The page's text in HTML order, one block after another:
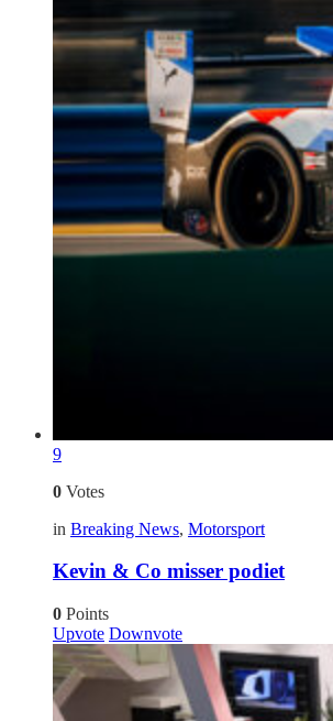
9
0 Votes
in Breaking News, Motorsport
Kevin & Co misser podiet
0 Points
Upvote Downvote